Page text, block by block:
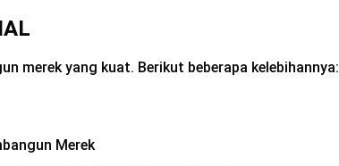
merek yang kuat. Berikut beberapa kelebihannya: